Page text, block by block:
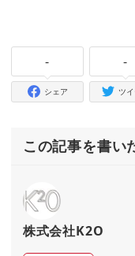
-
シェア
-
ツ
この記事を書い
株式会社K2O